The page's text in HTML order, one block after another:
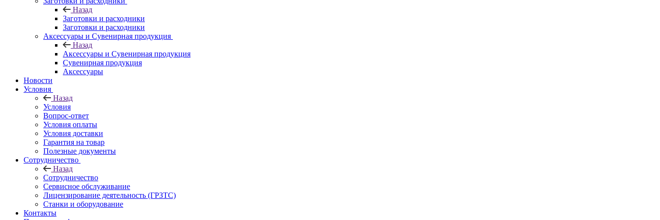
Назад
Заготовки и расходники
Заготовки и расходники
Аксессуары и Сувенирная продукция
Назад
Аксессуары и Сувенирная продукция
Сувенирная продукция
Аксессуары
Новости
Условия
Назад
Условия
Вопрос-ответ
Условия оплаты
Условия доставки
Гарантия на товар
Полезные документы
Сотрудничество
Назад
Сотрудничество
Сервисное обслуживание
Лицензирование деятельность (ГРЗТС)
Станки и оборудование
Контакты